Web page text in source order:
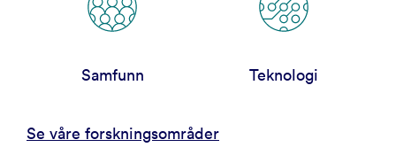
Samfunn Teknologi
Se våre forskningsområder